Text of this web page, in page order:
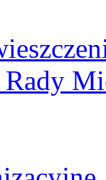
Rady